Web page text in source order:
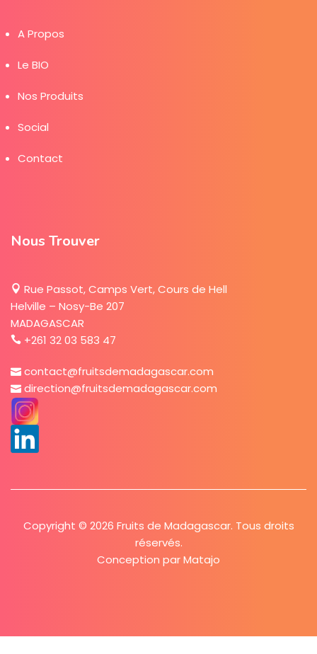
équipements froids. Ses produits sont préparés sur
fruits de Madagascar.
Liens Utiles
Le BIO
Social
Contact
Nous Trouver
Rue Passot, Camps Vert, Cours de Hell
MADAGASCAR
contact@fruitsdemadagascar.com
direction@fruitsdemadagascar.com